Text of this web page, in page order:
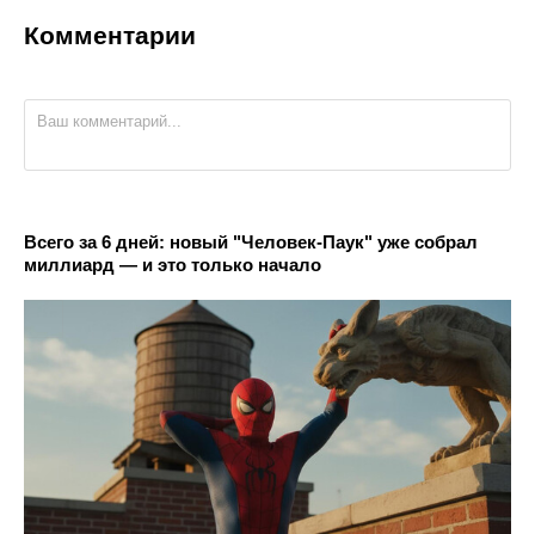
Комментарии
Всего за 6 дней: новый "Человек-Паук" уже собрал
миллиард — и это только начало